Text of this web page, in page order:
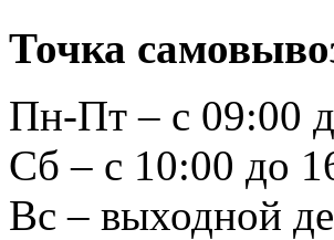
Точка
Пн-Пт – с 09:00
Сб – с 10:00 до
Вс – выходной